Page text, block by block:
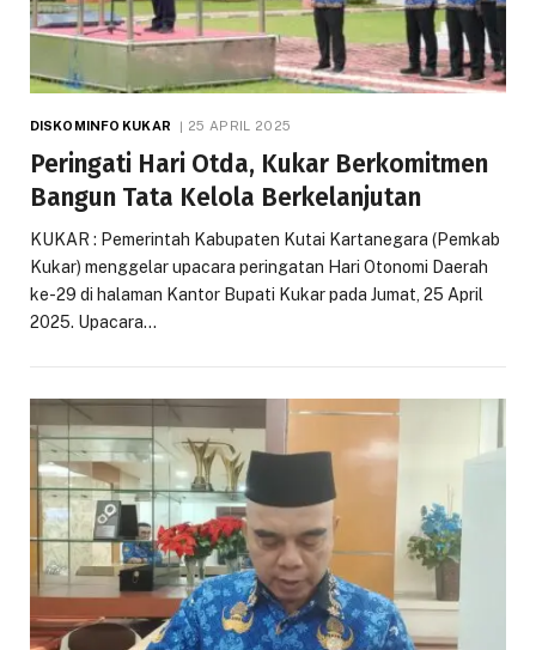
DISKOMINFO KUKAR 25 APRIL 2025
Peringati Hari Otda, Kukar Berkomitmen
Bangun Tata Kelola Berkelanjutan
KUKAR : Pemerintah Kabupaten Kutai Kartanegara (Pemkab
Kukar) menggelar upacara peringatan Hari Otonomi Daerah
ke-29 di halaman Kantor Bupati Kukar pada Jumat, 25 April
2025. Upacara…